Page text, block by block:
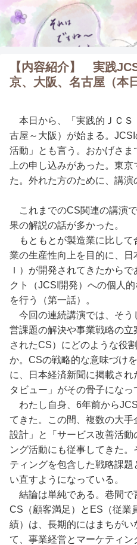
【内容紹介】 実践
京、大阪、名古屋（本
本日から、「実践的ＪＣＳ
古屋～大阪）が始まる。
活動」とも言う。おかげさ
上の申し込みがあった。東
た。外れた方のために、講演
これまでのCS関連の講演
果の解説の話が多かった。
もともとが製造業に比して
業の生産性向上を目的に、
Ｉ）が開発されてきたから
クト（JCSI開発）への個人
を行う（第一話）。
今回の連続講演では、そう
営課題の解決や事業戦略の
されたCS）にどのような役
か。CSの戦略的な意味づけ
に、日本経済新聞に掲載さ
タビュー」がその骨子になっ
わたし自身、6年前から
てきた。この間、複数の大
設計」と「サービス改善活
ング活動にも従事してきた
ティングを包含した戦略課
い直すようになっている。
結論は単純である。巷間で
CS（顧客満足）とES（従業
績）は、長期的にはまちが
て、事業経営とマーケティ